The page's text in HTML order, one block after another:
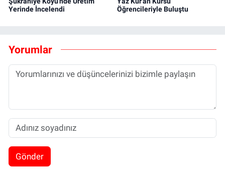
Yerinde İncelendi
Öğrencileriyle Buluştu
Yorumlar
Gönder